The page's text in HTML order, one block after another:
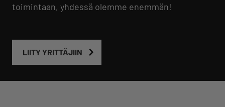
toimintaan, yhdessä olemme enemmän!
LIITY YRITTÄJIIN